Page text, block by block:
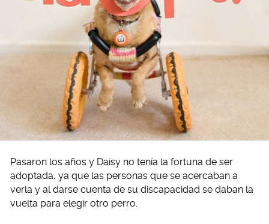
Pasaron los años y Daisy no tenía la fortuna de ser
adoptada, ya que las personas que se acercaban a
verla y al darse cuenta de su discapacidad se daban la
vuelta para elegir otro perro.